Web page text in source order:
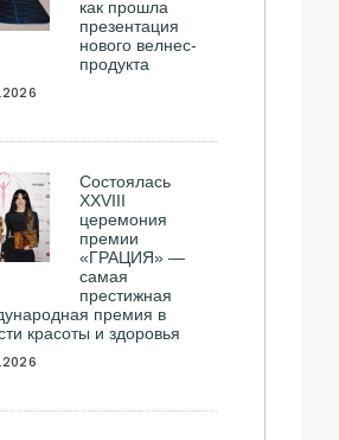
как прошла
презентация
нового велнес-
продукта
Состоялась
ХXVIII
церемония
премии
«ГРАЦИЯ» —
самая
престижная
премия в
красоты и здоровья